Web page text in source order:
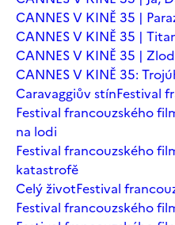
CANNES V KINĚ 35 |
CANNES V KINĚ 35 |
CANNES V KINĚ 35 |
CANNES V KINĚ 35:
Caravaggiův stínFestival
Festival francouzského
na lodi
Festival francouzského
katastrofě
Celý životFestival
Festival francouzského